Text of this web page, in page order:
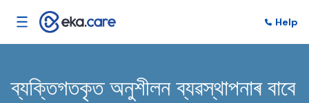
Help
ব্যক্তিগতকৃত অনুশীলন ব্যৱস্থাপনাৰ বাবে